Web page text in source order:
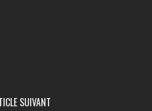
SUIVANT